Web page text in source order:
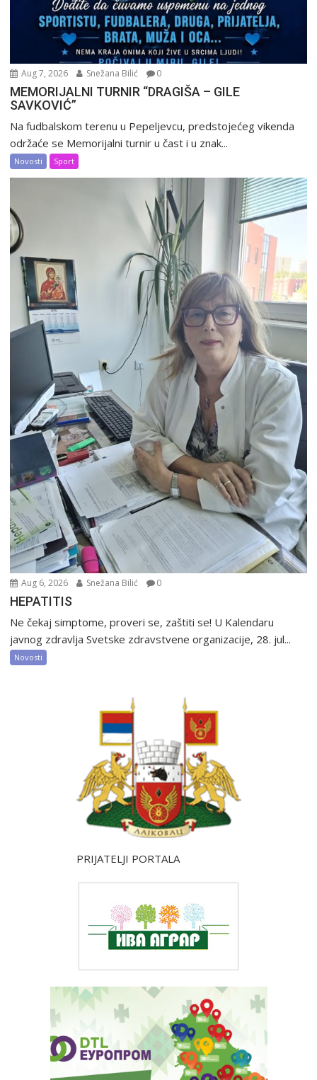
Aug 7, 2026 Snežana Bilić 0
MEMORIJALNI TURNIR “DRAGIŠA – GILE
SAVKOVIĆ”
Na fudbalskom terenu u Pepeljevcu, predstojećeg vikenda
održaće se Memorijalni turnir u čast i u znak...
Novosti Sport
Aug 6, 2026 Snežana Bilić 0
HEPATITIS
Ne čekaj simptome, proveri se, zaštiti se! U Kalendaru
javnog zdravlja Svetske zdravstvene organizacije, 28. jul...
Novosti
PRIJATELJI PORTALA